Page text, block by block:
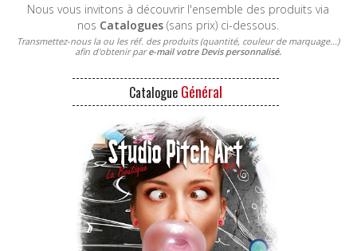
Nous vous invitons à découvrir l'ensemble des produits via
nos Catalogues(sans prix) ci-dessous.
Transmettez-nous la ou les réf. des produits (quantité, couleur de marquage...)
afin d'obtenir pare-mail votre Devis personnalisé.
Catalogue Général